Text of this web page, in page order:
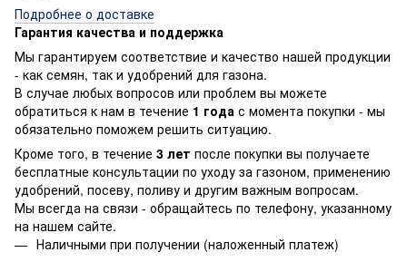
Подробнее о доставке
Гарантия качества и поддержка
Мы гарантируем соответствие и качество нашей продукции
- как семян, так и удобрений для газона.
В случае любых вопросов или проблем вы можете
обратиться к нам в течение 1 года с момента покупки - мы
обязательно поможем решить ситуацию.
Кроме того, в течение 3 лет после покупки вы получаете
бесплатные консультации по уходу за газоном, применению
удобрений, посеву, поливу и другим важным вопросам.
Мы всегда на связи - обращайтесь по телефону, указанному
на нашем сайте.
Наличными при получении (наложенный платеж)